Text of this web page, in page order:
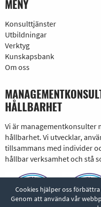
MENY
Konsulttjänster
Utbildningar
Verktyg
Kunskapsbank
Om oss
HÅLLBARHET
Vi är managementkonsulter
hållbarhet. Vi utvecklar,
tillsammans med individer
hållbar verksamhet och stå
Cookies hjälper oss
Genom att använda vår